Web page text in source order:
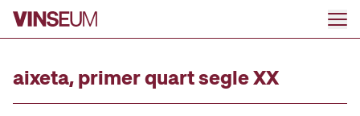
Ir al contenido
aixeta, primer quart segle XX